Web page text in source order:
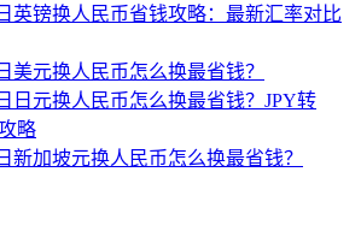
英镑换人民币省钱攻略：最新汇率对比
美元换人民币怎么换最省钱？
日元换人民币怎么换最省钱？JPY转
略
新加坡元换人民币怎么换最省钱？